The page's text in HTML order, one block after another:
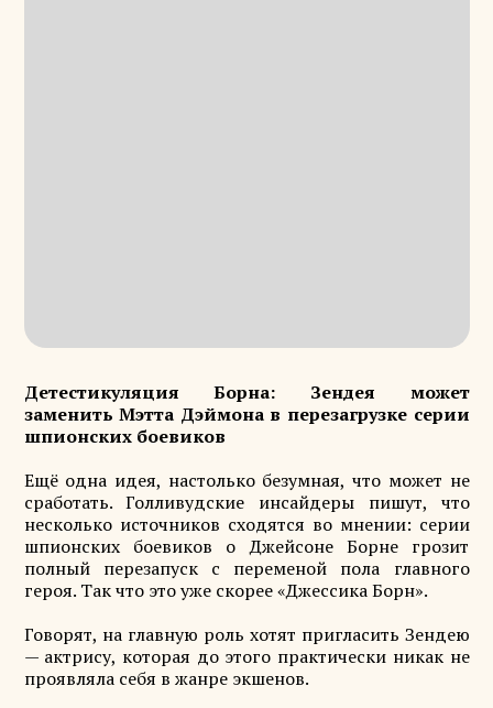
Детестикуляция Борна: Зендея может
заменить Мэтта Дэймона в перезагрузке серии
шпионских боевиков
Ещё одна идея, настолько безумная, что может не
сработать. Голливудские инсайдеры пишут, что
несколько источников сходятся во мнении: серии
шпионских боевиков о Джейсоне Борне грозит
полный перезапуск с переменой пола главного
героя. Так что это уже скорее «Джессика Борн».
Говорят, на главную роль хотят пригласить Зендею
— актрису, которая до этого практически никак не
проявляла себя в жанре экшенов.